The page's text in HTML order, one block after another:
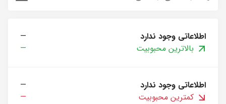
اطلاعاتی وجود ندارد
—
بالاترین محبوبیت
—
اطلاعاتی وجود ندارد
—
کمترین محبوبیت
—